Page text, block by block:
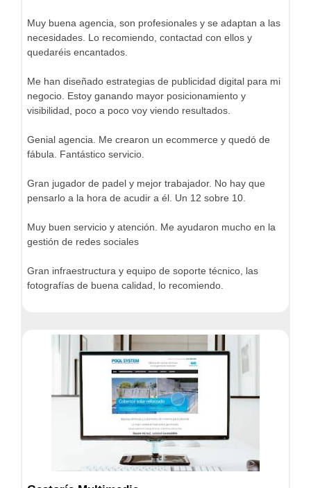
Muy buena agencia, son profesionales y se adaptan a las
necesidades. Lo recomiendo, contactad con ellos y
quedaréis encantados.
Me han diseñado estrategias de publicidad digital para mi
negocio. Estoy ganando mayor posicionamiento y
visibilidad, poco a poco voy viendo resultados.
Genial agencia. Me crearon un ecommerce y quedó de
fábula. Fantástico servicio.
Gran jugador de padel y mejor trabajador. No hay que
pensarlo a la hora de acudir a él. Un 12 sobre 10.
Muy buen servicio y atención. Me ayudaron mucho en la
gestión de redes sociales
Gran infraestructura y equipo de soporte técnico, las
fotografías de buena calidad, lo recomiendo.